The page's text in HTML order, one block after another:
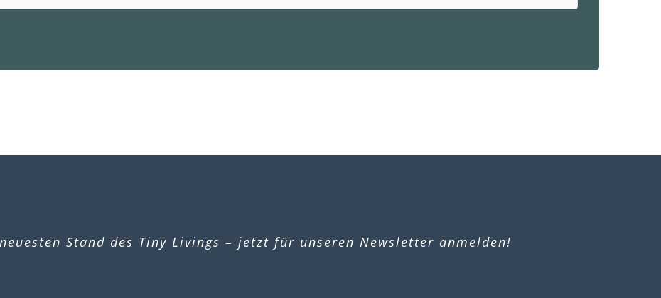
Stand des Tiny Livings – jetzt für unseren Newsletter anmelden!